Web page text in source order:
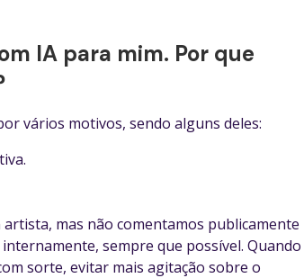
IA para mim. Por que
vários motivos, sendo alguns deles:
mas não comentamos publicamente
sempre que possível. Quando
sorte, evitar mais agitação sobre o